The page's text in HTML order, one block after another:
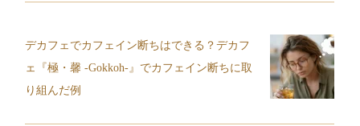
デカフェでカフェイン断ちはできる？デカフ
ェ『極・馨 -Gokkoh-』でカフェイン断ちに取
り組んだ例